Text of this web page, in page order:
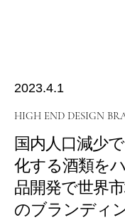
2023.4.1
HIGH END DESIGN
国内人口減少
化する酒類を
品開発で世界
のブランディ